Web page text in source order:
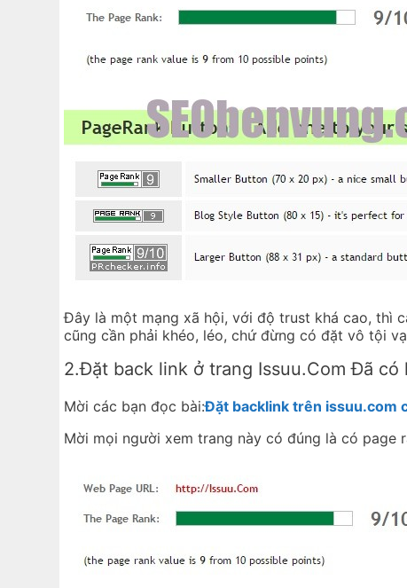
Đây là một mạng xã hội, với độ trust khá cao, thì
cũng cần phải khéo, léo, chứ đừng có đặt vô tội
2.Đặt back link ở trang Issuu.Com Đã có
Mời các bạn đọc bài:Đặt backlink trên issuu.com
Mời mọi người xem trang này có đúng là có page